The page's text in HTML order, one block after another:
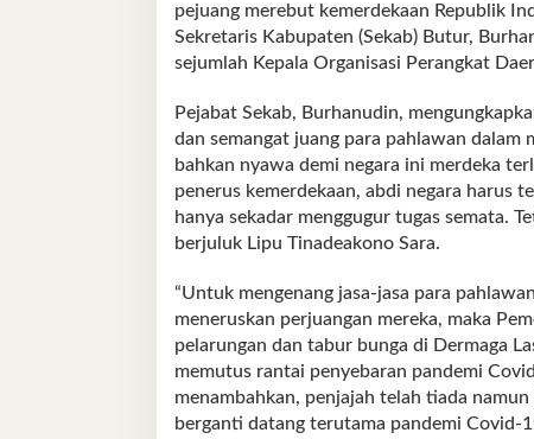
pejuang merebut kemerdekaan Republik
Sekretaris Kabupaten (Sekab) Butur,
sejumlah Kepala Organisasi Perangkat
Pejabat Sekab, Burhanudin,
dan semangat juang para pahlawan
bahkan nyawa demi negara ini merdeka
penerus kemerdekaan, abdi negara harus
hanya sekadar menggugur tugas semata.
berjuluk Lipu Tinadeakono Sara.
“Untuk mengenang jasa-jasa para
meneruskan perjuangan mereka, maka
pelarungan dan tabur bunga di Dermaga
memutus rantai penyebaran pandemi
menambahkan, penjajah telah tiada
berganti datang terutama pandemi Covid-